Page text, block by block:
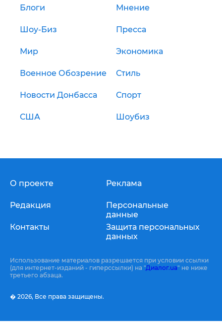
Блоги Мнение
Шоу-Биз Пресса
Мир Экономика
Военное Обозрение Стиль
Новости Донбасса Спорт
США Шоубиз
О проекте
Редакция
Контакты
Реклама
Персональные
данные
Защита персональных
данных
Использование материалов разрешается при условии ссылки
(для интернет-изданий - гиперссылки) на "Диалог.ua" не ниже
третьего абзаца.
� 2026, Все права защищены.